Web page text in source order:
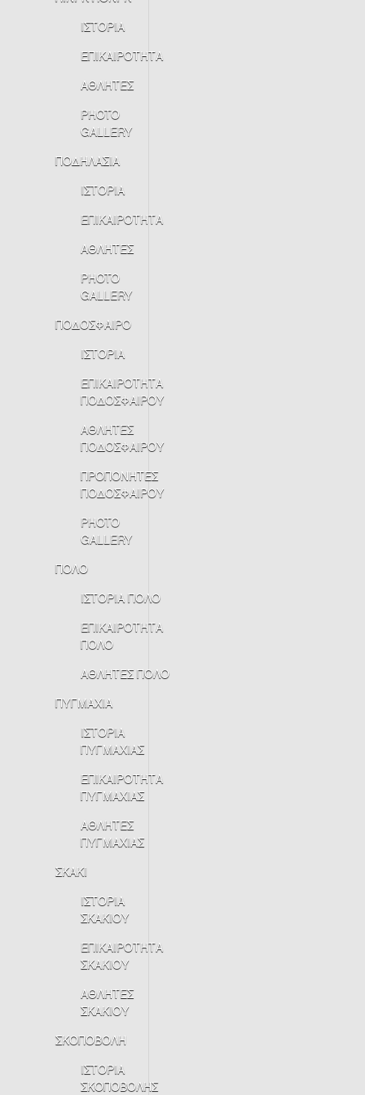
ΙΣΤΟΡΙΑ
ΕΠΙΚΑΙΡΟΤΗΤΑ
ΑΘΛΗΤΕΣ
PHOTO
GALLERY
ΠΟΔΗΛΑΣΙΑ
ΙΣΤΟΡΙΑ
ΕΠΙΚΑΙΡΟΤΗΤΑ
ΑΘΛΗΤΕΣ
PHOTO
GALLERY
ΠΟΔΟΣΦΑΙΡΟ
ΙΣΤΟΡΙΑ
ΕΠΙΚΑΙΡΟΤΗΤΑ
ΠΟΔΟΣΦΑΙΡΟΥ
ΑΘΛΗΤΕΣ
ΠΟΔΟΣΦΑΙΡΟΥ
ΠΡΟΠΟΝΗΤΕΣ
ΠΟΔΟΣΦΑΙΡΟΥ
PHOTO
GALLERY
ΠΟΛΟ
ΙΣΤΟΡΙΑ ΠΟΛΟ
ΕΠΙΚΑΙΡΟΤΗΤΑ
ΠΟΛΟ
ΑΘΛΗΤΕΣ ΠΟΛΟ
ΠΥΓΜΑΧΙΑ
ΙΣΤΟΡΙΑ
ΠΥΓΜΑΧΙΑΣ
ΕΠΙΚΑΙΡΟΤΗΤΑ
ΠΥΓΜΑΧΙΑΣ
ΑΘΛΗΤΕΣ
ΠΥΓΜΑΧΙΑΣ
ΣΚΑΚΙ
ΙΣΤΟΡΙΑ
ΣΚΑΚΙΟΥ
ΕΠΙΚΑΙΡΟΤΗΤΑ
ΣΚΑΚΙΟΥ
ΑΘΛΗΤΕΣ
ΣΚΑΚΙΟΥ
ΣΚΟΠΟΒΟΛΗ
ΙΣΤΟΡΙΑ
ΣΚΟΠΟΒΟΛΗΣ